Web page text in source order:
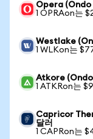
Opera (Ondo
1 OPRAon는
Westlake
1 WLKon는
Atkore (Ondo
1 ATKRon는
Capricor
달러
1 CAPRon는